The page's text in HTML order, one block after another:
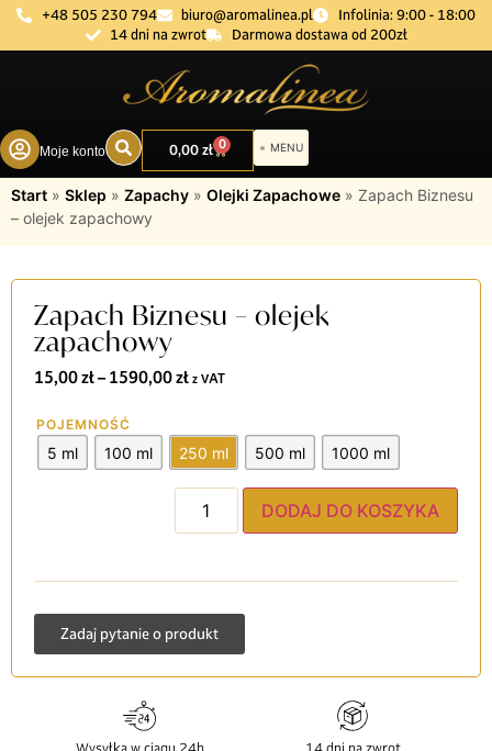
+48 505 230 794 biuro@aromalinea.pl
Infolinia: 9:00 - 18:00
14 dni na zwrot
Darmowa dostawa od 200zł
Moje konto 0,00zł 0
Start » Sklep » Zapachy » Olejki Zapachowe » Zapach Biznesu
– olejek zapachowy
Zapach Biznesu – olejek
zapachowy
15,00zł– 1590,00zł z VAT
POJEMNOŚĆ
5 ml 100 ml 250 ml 500 ml 1000 ml
DODAJ DO KOSZYKA
Zadaj pytanie o produkt